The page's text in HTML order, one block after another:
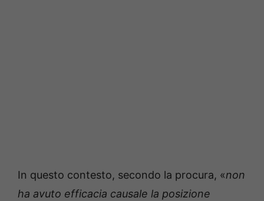
In questo contesto, secondo la procura, «non
ha avuto efficacia causale la posizione